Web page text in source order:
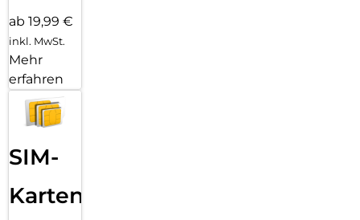
ab 19,99 €
inkl. MwSt.
Mehr
erfahren
SIM-
Karten